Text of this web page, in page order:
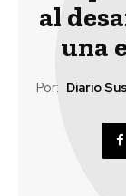
al
una
Por: Diario